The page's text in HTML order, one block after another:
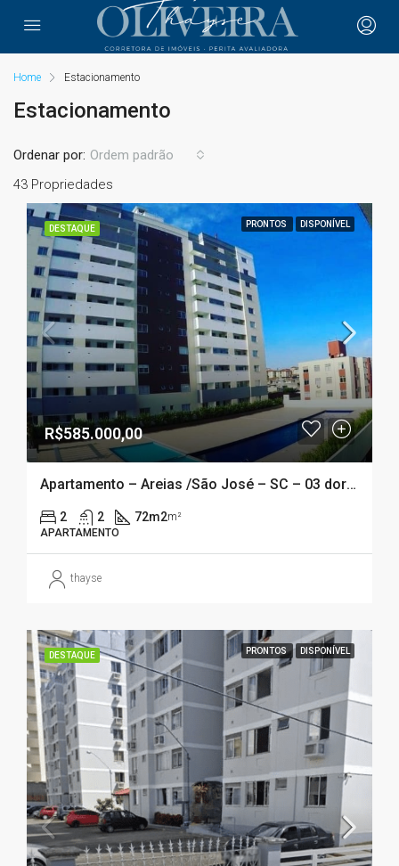
Home Estacionamento
Estacionamento
43 Propriedades
Ordenar por: Ordem padrão
DESTAQUE PRONTOS DISPONÍVEL
R$585.000,00
Apartamento – Areias /São José – SC – 03 dormitórios sendo 01 suíte em condomínio clube
2 2 72m2m²
APARTAMENTO
thayse
DESTAQUE PRONTOS DISPONÍVEL